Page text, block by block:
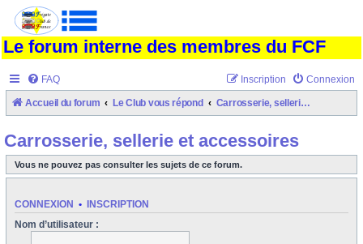
Le forum interne des membres du FCF
FAQ Connexion
Inscription
Accueil du forum Le Club vous répond Carrosserie, sellerie et accessoires
Carrosserie, sellerie et accessoires
Vous ne pouvez pas consulter les sujets de ce forum.
CONNEXION • INSCRIPTION
Nom d’utilisateur :